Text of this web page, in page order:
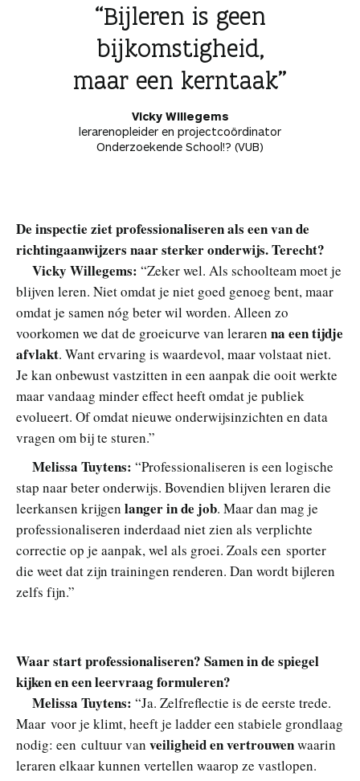
Bijleren is geen
bijkomstigheid,
maar een kerntaak
Vicky Willegems
lerarenopleider en projectcoördinator
Onderzoekende School!? (VUB)
De inspectie ziet professionaliseren als een van de
richtingaanwijzers naar sterker onderwijs. Terecht?
Vicky Willegems: “Zeker wel. Als schoolteam moet je
blijven leren. Niet omdat je niet goed genoeg bent, maar
omdat je samen nóg beter wil worden. Alleen zo
voorkomen we dat de groeicurve van leraren na een tijdje
afvlakt. Want ervaring is waardevol, maar volstaat niet.
Je kan onbewust vastzitten in een aanpak die ooit werkte
maar vandaag minder effect heeft omdat je publiek
evolueert. Of omdat nieuwe onderwijsinzichten en data
vragen om bij te sturen.”
Melissa Tuytens: “Professionaliseren is een logische
stap naar beter onderwijs. Bovendien blijven leraren die
leerkansen krijgen langer in de job. Maar dan mag je
professionaliseren inderdaad niet zien als verplichte
correctie op je aanpak, wel als groei. Zoals een sporter
die weet dat zijn trainingen renderen. Dan wordt bijleren
zelfs fijn.”
Waar start professionaliseren? Samen in de spiegel
kijken en een leervraag formuleren?
Melissa Tuytens: “Ja. Zelfreflectie is de eerste trede.
Maar voor je klimt, heeft je ladder een stabiele grondlaag
nodig: een cultuur van veiligheid en vertrouwenwaarin
leraren elkaar kunnen vertellen waarop ze vastlopen.